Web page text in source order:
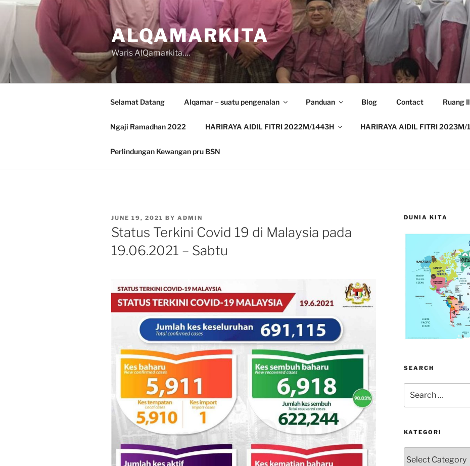
Skip
content
ALQAMARKITA
Waris AlQamarkita….
Selamat Datang Alqamar – suatu pengenalan Panduan Blog Contact Ruang
Ngaji Ramadhan 2022 HARIRAYA AIDIL FITRI 2022M/1443H HARIRAYA AIDIL FITRI 2023M/
Perlindungan Kewangan pru BSN
POSTED
ON
JUNE 19, 2021 BY ADMIN
Status Terkini Covid 19 di Malaysia pada
19.06.2021 – Sabtu
DUNIA KITA
SEARCH
for:
KATEGORI